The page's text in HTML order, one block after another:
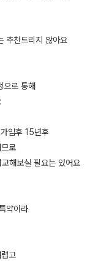
추천드리지 않아요
으로 통해
입후 15년후
로
해보실 필요는 있어요
약이라
고